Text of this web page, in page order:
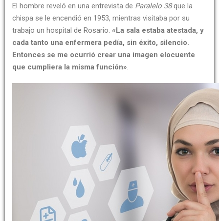
El hombre reveló en una entrevista de Paralelo 38que la
chispa se le encendió en 1953, mientras visitaba por su
trabajo un hospital de Rosario. «La sala estaba atestada, y
cada tanto una enfermera pedía, sin éxito, silencio.
Entonces se me ocurrió crear una imagen elocuente
que cumpliera la misma función».